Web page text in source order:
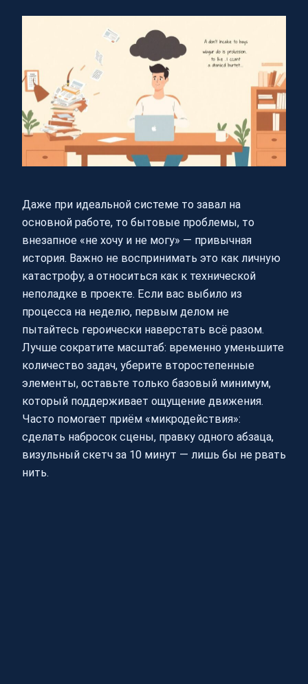
Даже при идеальной системе то завал на
основной работе, то бытовые проблемы, то
внезапное «не хочу и не могу» — привычная
история. Важно не воспринимать это как личную
катастрофу, а относиться как к технической
неполадке в проекте. Если вас выбило из
процесса на неделю, первым делом не
пытайтесь героически наверстать всё разом.
Лучше сократите масштаб: временно уменьшите
количество задач, уберите второстепенные
элементы, оставьте только базовый минимум,
который поддерживает ощущение движения.
Часто помогает приём «микродействия»:
сделать набросок сцены, правку одного абзаца,
визульный скетч за 10 минут — лишь бы не рвать
нить.